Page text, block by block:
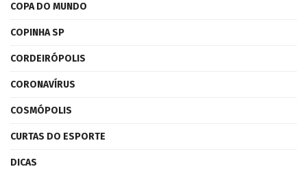
COPA DO MUNDO
COPINHA SP
CORDEIRÓPOLIS
CORONAVÍRUS
COSMÓPOLIS
CURTAS DO ESPORTE
DICAS